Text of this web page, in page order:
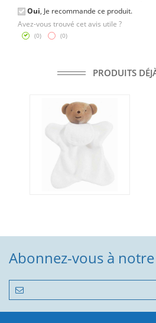
Oui, Je recommande ce produit.
Avez-vous trouvé cet avis utile ?
(0) (0)
PRODUITS
Abonnez-vous à notre